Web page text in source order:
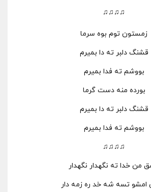
♫♫♫♫
زمستون توم بوه سرما
قشنگ دلبر ته دا بمیرم
بووشم ته فدا بمیرم
بورده منه دست گرما
قشنگ دلبر ته دا بمیرم
بووشم ته فدا بمیرم
♫♫♫♫
من خدا ته نگهدار نگهدار
امشو تسه شه خد ره زمه دار